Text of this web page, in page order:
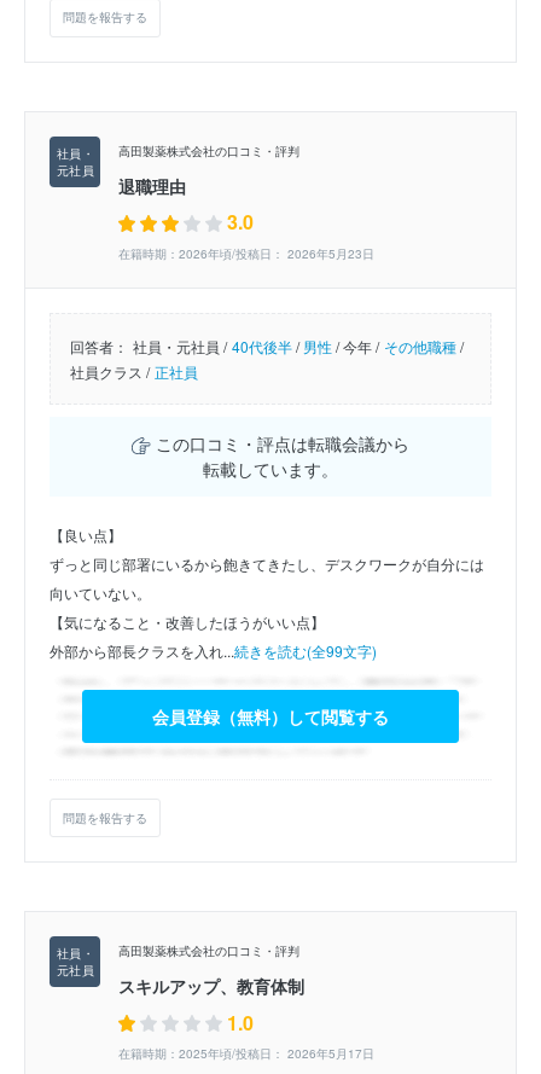
問題を報告する
高田製薬株式会社の口コミ・評判
退職理由
3.0
在籍時期：2026年頃/投稿日： 2026年5月23日
回答者： 社員・元社員 / 40代後半/男性/今年 / その他職種/
社員クラス / 正社員
この口コミ・評点は転職会議から
転載しています。
【良い点】
ずっと同じ部署にいるから飽きてきたし、デスクワークが自分には
向いていない。
【気になること・改善したほうがいい点】
外部から部長クラスを入れ...続きを読む(全99文字)
会員登録（無料）して閲覧する
問題を報告する
高田製薬株式会社の口コミ・評判
スキルアップ、教育体制
1.0
在籍時期：2025年頃/投稿日： 2026年5月17日